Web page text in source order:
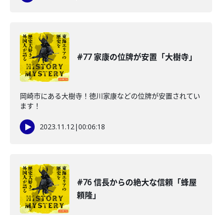
#77 家康の位牌が安置「大樹寺」
岡崎市にある大樹寺！徳川家康などの位牌が安置されてい
ます！
2023.11.12|00:06:18
#76 信長からの絶大な信頼「蜂屋
頼隆」